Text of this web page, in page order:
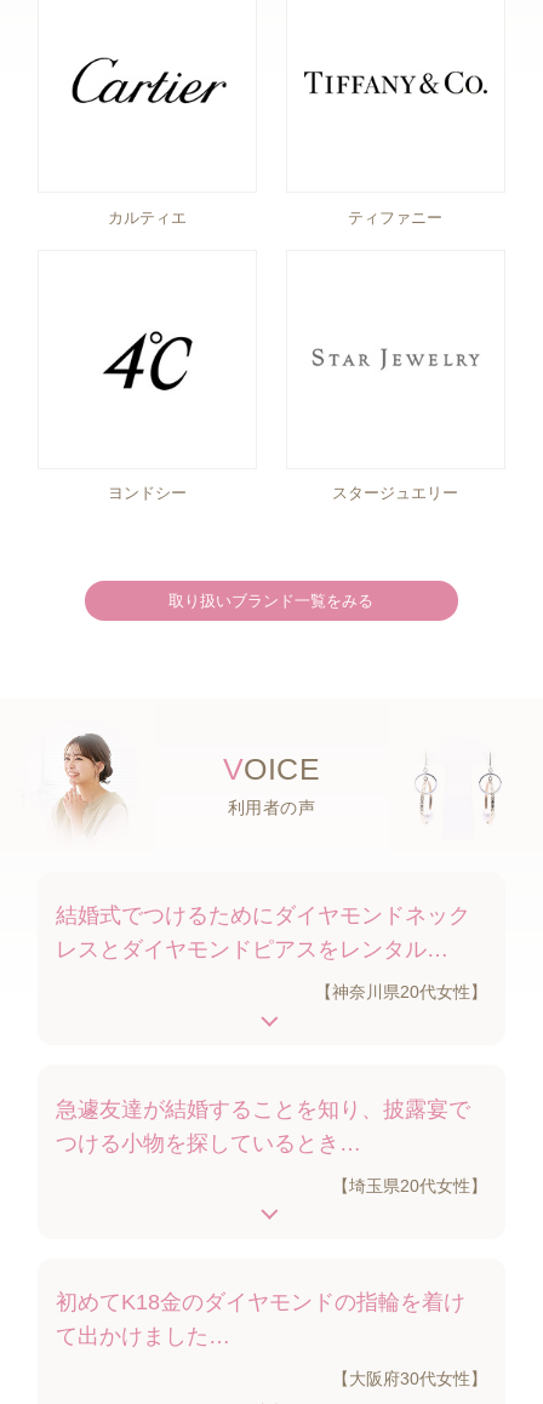
カルティエ ティファニー
ヨンドシー スタージュエリー
取り扱いブランド一覧をみる
VOICE
利用者の声
結婚式でつけるためにダイヤモンドネック
レスとダイヤモンドピアスをレンタル…
【神奈川県20代女性】
急遽友達が結婚することを知り、披露宴で
つける小物を探しているとき…
【埼玉県20代女性】
初めてK18金のダイヤモンドの指輪を着け
て出かけました…
【大阪府30代女性】